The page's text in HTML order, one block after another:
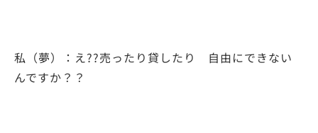
私（夢）：え??売ったり貸したり 自由にできない
んですか？？